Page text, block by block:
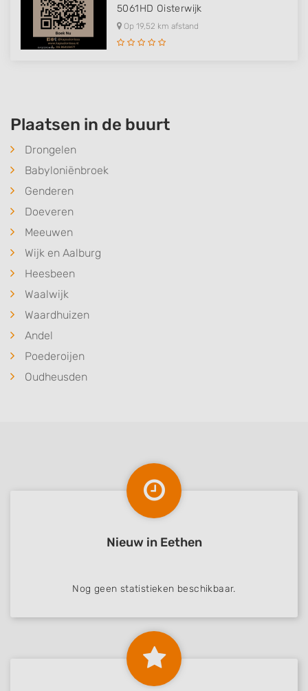
5061HD Oisterwijk
Op 19,52 km afstand
Plaatsen in de buurt
Drongelen
Babyloniënbroek
Genderen
Doeveren
Meeuwen
Wijk en Aalburg
Heesbeen
Waalwijk
Waardhuizen
Andel
Poederoijen
Oudheusden
Nieuw in Eethen
Nog geen statistieken beschikbaar.